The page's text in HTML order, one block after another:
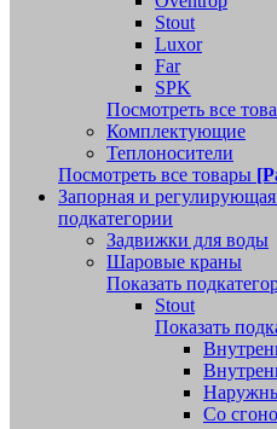
Stout
Luxor
Far
SPK
Посмотреть все
Комплектующие
Теплоносители
Посмотреть все товары
Запорная и регулирующая
подкатегории
Задвижки для воды
Шаровые краны
Показать
Stout
Показать
Со